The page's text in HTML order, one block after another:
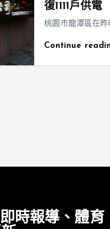
復1111戶供電
桃園市龍潭區在昨
Continue
時報導、體育